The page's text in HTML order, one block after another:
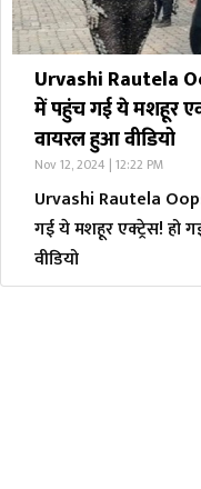
Urvashi Rautela
में पहुंच गई ये मशहूर
वायरल हुआ वीडियो
Nov 12, 2024 | 12:22 PM
Urvashi Rautela
गई ये मशहूर एक्ट्रेस! हो
वीडियो